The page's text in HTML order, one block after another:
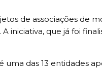
de associações de
iniciativa, que já foi
das 13 entidades